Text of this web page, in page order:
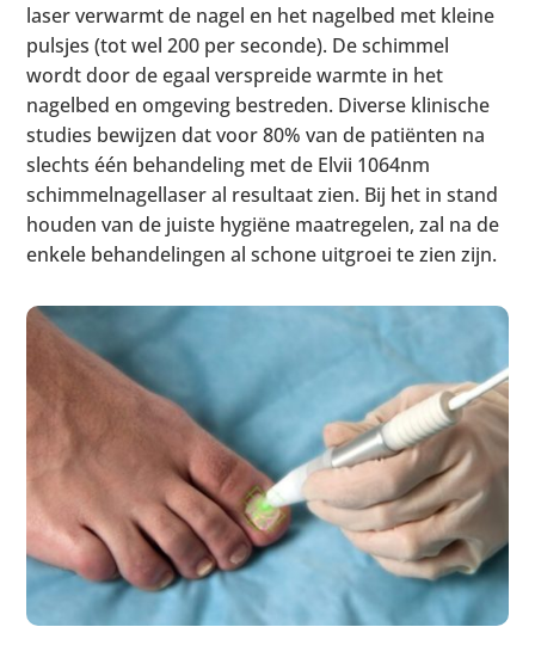
laser verwarmt de nagel en het nagelbed met kleine
pulsjes (tot wel 200 per seconde). De schimmel
wordt door de egaal verspreide warmte in het
nagelbed en omgeving bestreden. Diverse klinische
studies bewijzen dat voor 80% van de patiënten na
slechts één behandeling met de Elvii 1064nm
schimmelnagellaser al resultaat zien. Bij het in stand
houden van de juiste hygiëne maatregelen, zal na de
enkele behandelingen al schone uitgroei te zien zijn.